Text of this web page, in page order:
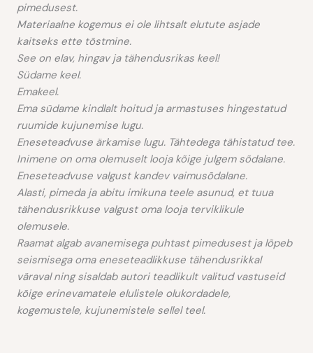
pimedusest.
Materiaalne kogemus ei ole lihtsalt elutute asjade
kaitseks ette tõstmine.
See on elav, hingav ja tähendusrikas keel!
Südame keel.
Emakeel.
Ema südame kindlalt hoitud ja armastuses hingestatud
ruumide kujunemise lugu.
Eneseteadvuse ärkamise lugu. Tähtedega tähistatud tee.
Inimene on oma olemuselt looja kõige julgem sõdalane.
Eneseteadvuse valgust kandev vaimusõdalane.
Alasti, pimeda ja abitu imikuna teele asunud, et tuua
tähendusrikkuse valgust oma looja terviklikule
olemusele.
Raamat algab avanemisega puhtast pimedusest ja lõpeb
seismisega oma eneseteadlikkuse tähendusrikkal
väraval ning sisaldab autori teadlikult valitud vastuseid
kõige erinevamatele elulistele olukordadele,
kogemustele, kujunemistele sellel teel.